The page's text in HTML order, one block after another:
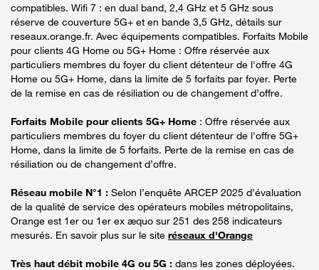
compatibles. Wifi 7 : en dual band, 2,4 GHz et 5 GHz sous
réserve de couverture 5G+ et en bande 3,5 GHz, détails sur
reseaux.orange.fr. Avec équipements compatibles. Forfaits Mobile
pour clients 4G Home ou 5G+ Home : Offre réservée aux
particuliers membres du foyer du client détenteur de l'offre 4G
Home ou 5G+ Home, dans la limite de 5 forfaits par foyer. Perte
de la remise en cas de résiliation ou de changement d’offre.
Forfaits Mobile pour clients 5G+ Home : Offre réservée aux
particuliers membres du foyer du client détenteur de l'offre 5G+
Home, dans la limite de 5 forfaits. Perte de la remise en cas de
résiliation ou de changement d’offre.
Réseau mobile N°1 : Selon l’enquête ARCEP 2025 d’évaluation
de la qualité de service des opérateurs mobiles métropolitains,
Orange est 1er ou 1er ex æquo sur 251 des 258 indicateurs
mesurés. En savoir plus sur le site réseaux d'Orange
Très haut débit mobile 4G ou 5G : dans les zones déployées.